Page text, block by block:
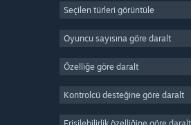
Strateji
3D
Oynaması Ücretsiz
Seçilen türleri görüntüle
Oyuncu sayısına göre daralt
Özelliğe göre daralt
Kontrolcü desteğine göre daralt